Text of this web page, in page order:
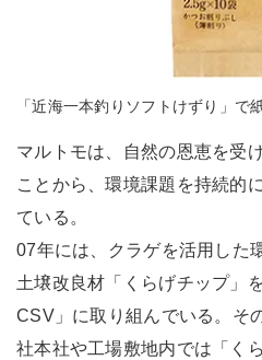
「近海一本釣りソフトけずり」で
マルトモは、自然の恩恵を受
ことから、環境課題を持続的
ている。
07年には、クラゲを活用した
土壌改良材「くらげチップ」
CSV」に取り組んでいる。そ
社本社や工場敷地内では「く